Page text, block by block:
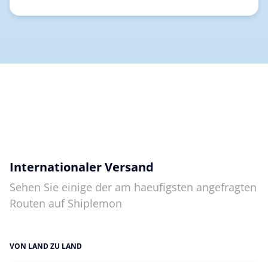
Internationaler Versand
Sehen Sie einige der am haeufigsten angefragten
Routen auf Shiplemon
VON LAND ZU LAND